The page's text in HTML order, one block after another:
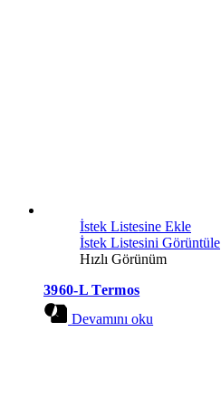
İstek Listesine Ekle
İstek Listesini Görüntüle
Hızlı Görünüm
3960-L Termos
Devamını oku